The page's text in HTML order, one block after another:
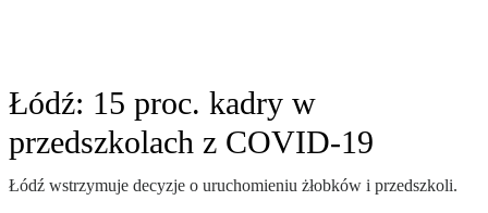
Łódź: 15 proc. kadry w
przedszkolach z COVID-19
Łódź wstrzymuje decyzje o uruchomieniu żłobków i przedszkoli.